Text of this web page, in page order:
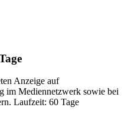
Anzeige auf
im Mediennetzwerk sowie bei
Laufzeit: 60 Tage